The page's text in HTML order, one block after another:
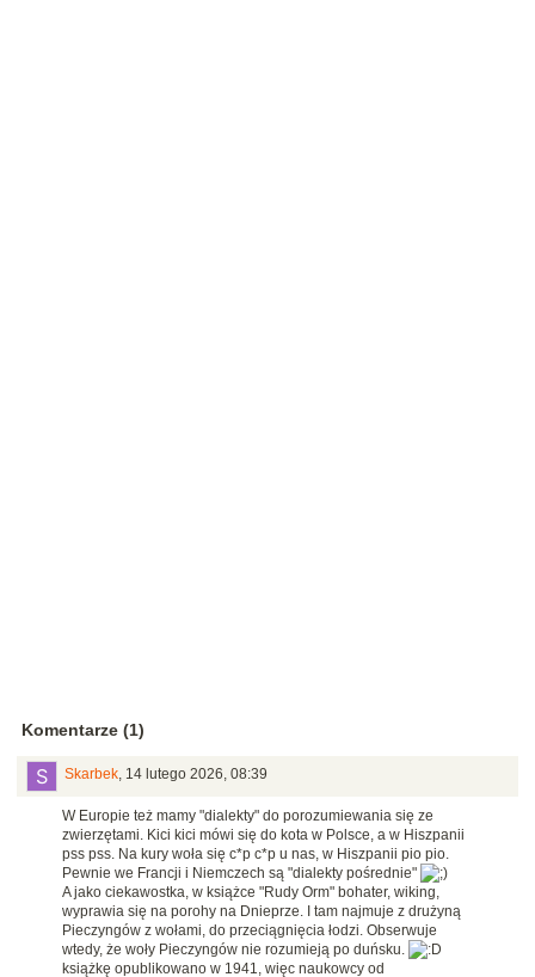
Komentarze (1)
Skarbek, 14 lutego 2026, 08:39
W Europie też mamy "dialekty" do porozumiewania się ze
zwierzętami. Kici kici mówi się do kota w Polsce, a w Hiszpanii
pss pss. Na kury woła się c*p c*p u nas, w Hiszpanii pio pio.
Pewnie we Francji i Niemczech są "dialekty pośrednie"
A jako ciekawostka, w książce "Rudy Orm" bohater, wiking,
wyprawia się na porohy na Dnieprze. I tam najmuje z drużyną
Pieczyngów z wołami, do przeciągnięcia łodzi. Obserwuje
wtedy, że woły Pieczyngów nie rozumieją po duńsku.
książkę opublikowano w 1941, więc naukowcy od